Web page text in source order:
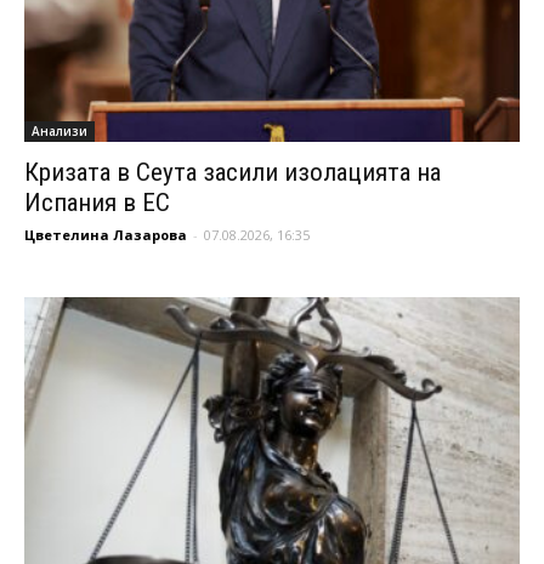
Анализи
Кризата в Сеута засили изолацията на
Испания в ЕС
Цветелина Лазарова - 07.08.2026, 16:35